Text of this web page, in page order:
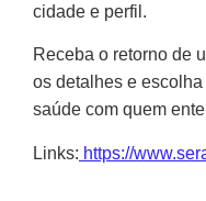
cidade e perfil.
Receba o retorno de
os detalhes e
saúde com quem
Links: https://